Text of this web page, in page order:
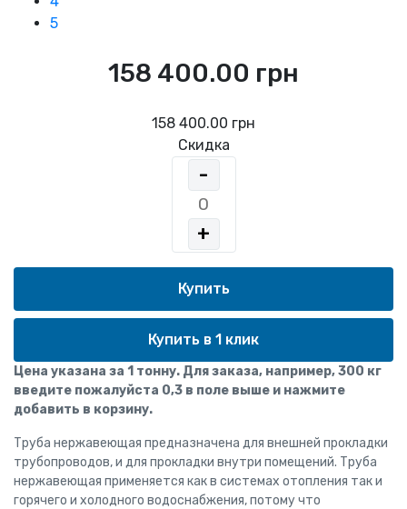
5
158 400.00 грн
158 400.00 грн
Скидка
-
+
Купить в 1 клик
Цена указана за 1 тонну. Для заказа, например, 300 кг
введите пожалуйста 0,3 в поле выше и нажмите
добавить в корзину.
Труба нержавеющая предназначена для внешней прокладки
трубопроводов, и для прокладки внутри помещений. Труба
нержавеющая применяется как в системах отопления так и
горячего и холодного водоснабжения, потому что